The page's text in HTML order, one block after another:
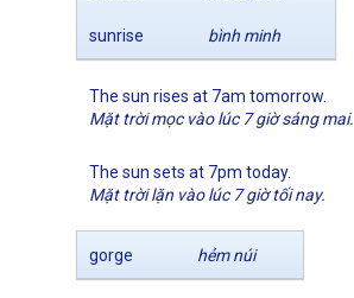
sunrise bình minh
The sun rises at 7am tomorrow.
Mặt trời mọc vào lúc 7 giờ sáng mai.
The sun sets at 7pm today.
Mặt trời lặn vào lúc 7 giờ tối nay.
gorge hẻm núi